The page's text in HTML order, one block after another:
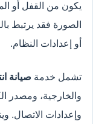
يكون من القفل أو
الصورة فقد يرتبط
أو إعدادات النظام.
تشمل خدمة صيانة
والخارجية، ومصدر
وإعدادات الاتصال.